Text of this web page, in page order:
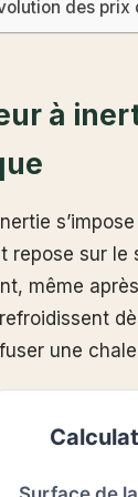
des prix
à
repose sur
même
une